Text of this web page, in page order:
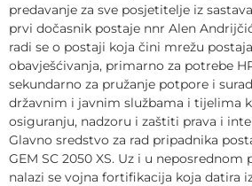
predavanje za sve posjetitelje iz
prvi dočasnik postaje nnr Alen
radi se o postaji koja čini mrežu
obavješćivanja, primarno za potrebe
sekundarno za pružanje potpore i
državnim i javnim službama i tijelima
osiguranju, nadzoru i zaštiti prava i
Glavno sredstvo za rad pripadnika
GEM SC 2050 XS. Uz i u neposrednom
nalazi se vojna fortifikacija koja datira